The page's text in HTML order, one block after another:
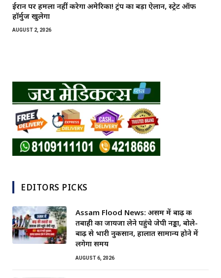
ईरान पर हमला नहीं करेगा अमेरिका! ट्रंप का बड़ा ऐलान, स्ट्रेट ऑफ
हॉर्मुज खुलेगा
AUGUST 2, 2026
EDITORS PICKS
Assam Flood News: असम में बाढ़ की
तबाही का जायजा लेने पहुंचे जेपी नड्डा, बोले-
बाढ़ से भारी नुकसान, हालात सामान्य होने में
लगेगा समय
AUGUST 6, 2026